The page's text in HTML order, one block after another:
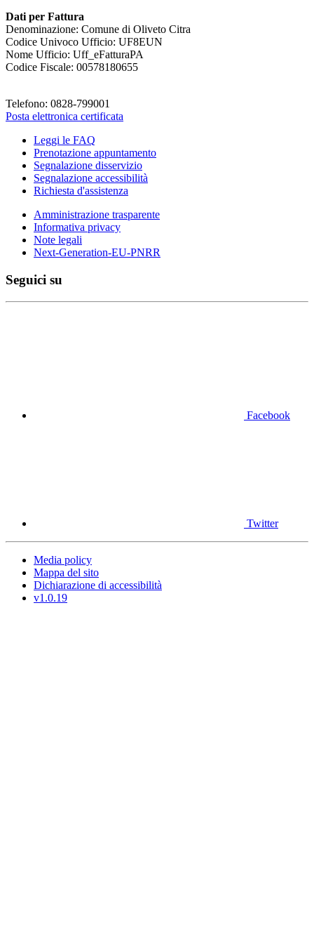
Dati per Fattura
Denominazione: Comune di Oliveto Citra
Codice Univoco Ufficio: UF8EUN
Nome Ufficio: Uff_eFatturaPA
Codice Fiscale: 00578180655
Telefono: 0828-799001
Posta elettronica certificata
Leggi le FAQ
Prenotazione appuntamento
Segnalazione disservizio
Segnalazione accessibilità
Richiesta d'assistenza
Amministrazione trasparente
Informativa privacy
Note legali
Next-Generation-EU-PNRR
Seguici su
Facebook
Twitter
Media policy
Mappa del sito
Dichiarazione di accessibilità
v1.0.19